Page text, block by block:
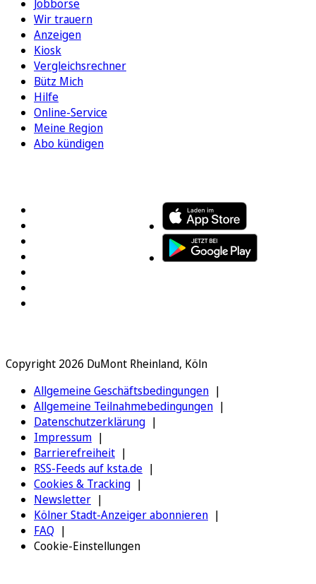
Jobbörse
Wir trauern
Anzeigen
Kiosk
Vergleichsrechner
Bütz Mich
Hilfe
Online-Service
Meine Region
Abo kündigen
Copyright 2026 DuMont Rheinland, Köln
Allgemeine Geschäftsbedingungen
Allgemeine Teilnahmebedingungen
Datenschutzerklärung
Impressum
Barrierefreiheit
RSS-Feeds auf ksta.de
Cookies & Tracking
Newsletter
Kölner Stadt-Anzeiger abonnieren
FAQ
Cookie-Einstellungen